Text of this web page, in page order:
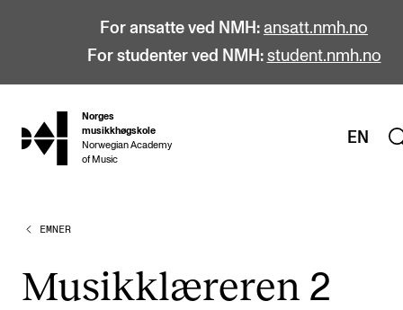
For ansatte ved NMH: ansatt.nmh.no
For studenter ved NMH: student.nmh.no
hjem
Norges
musikkhøgskole
Norwegian Academy
of Music
EN
STUDIER
Bachelor
EMNER
Musikk­læ­re­ren 2